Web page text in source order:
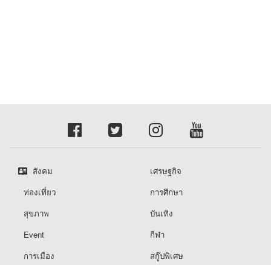
สังคม
เศรษฐกิจ
ท่องเที่ยว
การศึกษา
สุขภาพ
บันเทิง
Event
กีฬา
การเมือง
สกู๊ปพิเศษ